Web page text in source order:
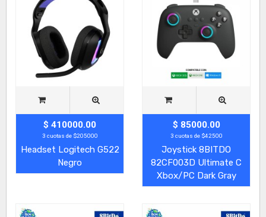
$ 410000.00
3 cuotas de $205000
Headset Logitech G522
Negro
$ 85000.00
3 cuotas de $42500
Joystick 8BITDO
82CF003D Ultimate C
Xbox/PC Dark Gray